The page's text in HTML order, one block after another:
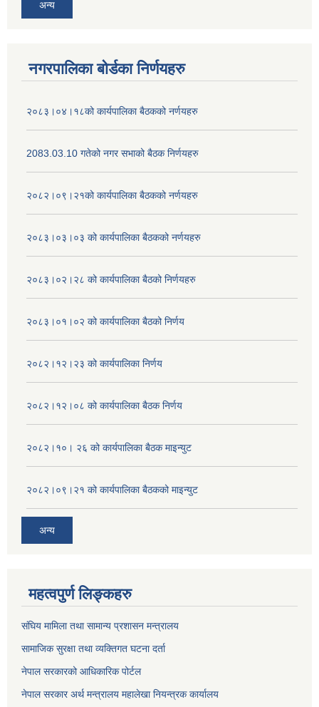
अन्य
नगरपालिका बोर्डका निर्णयहरु
२०८३।०४।१८को कार्यपालिका बैठकको नर्णयहरु
2083.03.10 गतेको नगर सभाको बैठक निर्णयहरु
२०८२।०९।२१को कार्यपालिका बैठकको नर्णयहरु
२०८३।०३।०३ को कार्यपालिका बैठकको नर्णयहरु
२०८३।०२।२८ को कार्यपालिका बैठको निर्णयहरु
२०८३।०१।०२ को कार्यपालिका बैठको निर्णय
२०८२।१२।२३ को कार्यपालिका निर्णय
२०८२।१२।०८ को कार्यपालिका बैठक निर्णय
२०८२।१०। २६ को कार्यपालिका बैठक माइन्युट
२०८२।०९।२१ को कार्यपालिका बैठकको माइन्युट
अन्य
महत्वपुर्ण लिङ्कहरु
संघिय मामिला तथा सामान्य प्रशासन मन्त्रालय
सामाजिक सुरक्षा तथा व्यक्तिगत घटना दर्ता
नेपाल सरकारको आधिकारिक पोर्टल
नेपाल सरकार अर्थ मन्त्रालय महालेखा नियन्त्रक कार्यालय